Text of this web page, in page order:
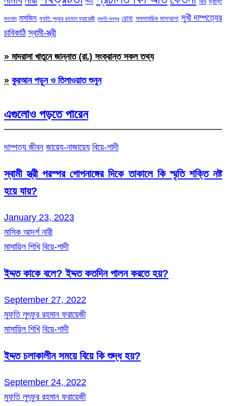
বিয়ে ভ্রান্ত
মতবাদ মসজিদ মুফতি লুৎফুর রহমান ফরায়েজী মুফতি মনসুর রোযা সমসাময়িক মাসআলা সুখী দাম্পত্যের
চাবিকাঠি স্বামী-স্ত্রী
» মাদরাসা খাতুনে জান্নাত (রা.) সংক্রান্ত সকল তথ্য
» কুরআন পড়ুন ও তিলাওয়াত শুনুন
এগুলোও পড়তে পারেন
দাম্পত্য জীবন জায়েয-নাজায়েয বিয়ে-শাদী
স্বামী স্ত্রী পরস্পর গোপনাঙ্গের দিকে তাকালে কি স্মৃতি শক্তি নষ্ট
হয়ে যায়?
January 23, 2023
মাসিক আদর্শ নারী
মাসায়িল শিখি বিয়ে-শাদী
ইদ্দত কাকে বলে? ইদ্দত কতদিন পালন করতে হয়?
September 27, 2022
মুফতি লুৎফুর রহমান ফরায়েজী
মাসায়িল শিখি বিয়ে-শাদী
ইদ্দত চলাকালীন সময়ে বিয়ে কি শুদ্ধ হয়?
September 24, 2022
মুফতি লুৎফুর রহমান ফরায়েজী